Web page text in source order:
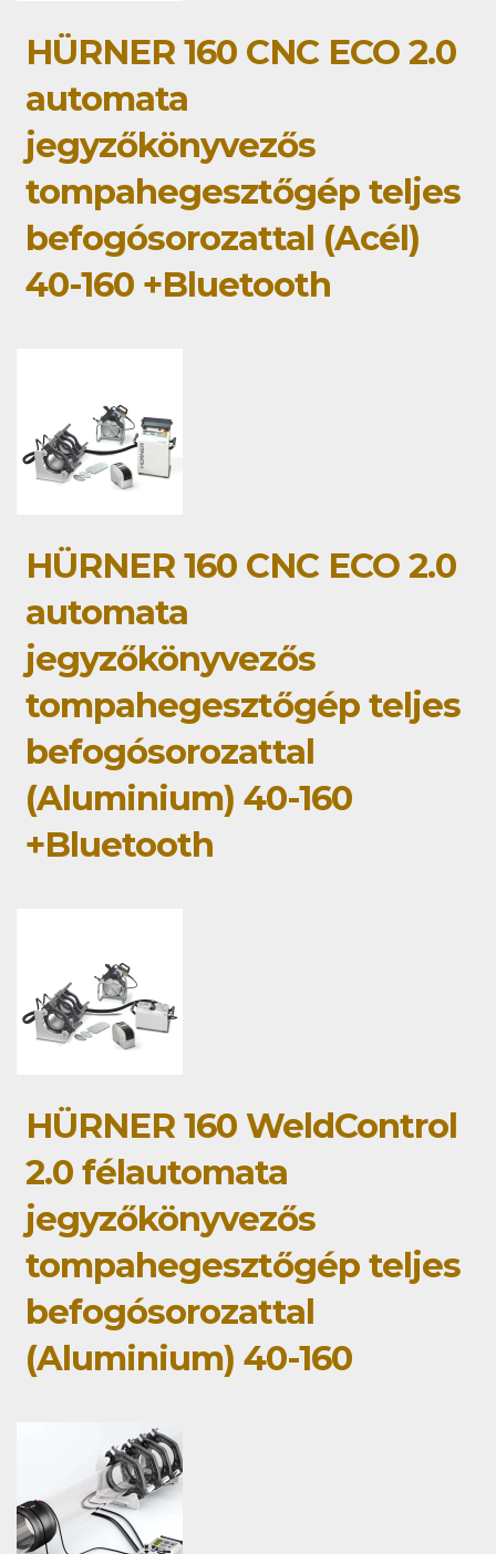
HÜRNER 160 CNC ECO 2.0
automata
jegyzőkönyvezős
tompahegesztőgép teljes
befogósorozattal (Acél)
40-160 +Bluetooth
HÜRNER 160 CNC ECO 2.0
automata
jegyzőkönyvezős
tompahegesztőgép teljes
befogósorozattal
(Aluminium) 40-160
+Bluetooth
HÜRNER 160 WeldControl
2.0 félautomata
jegyzőkönyvezős
tompahegesztőgép teljes
befogósorozattal
(Aluminium) 40-160